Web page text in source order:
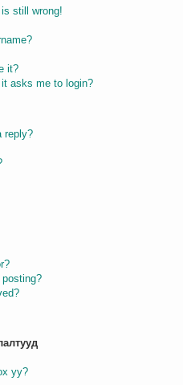
is still wrong!
it?
asks me to login?
reply?
posting?
уу?